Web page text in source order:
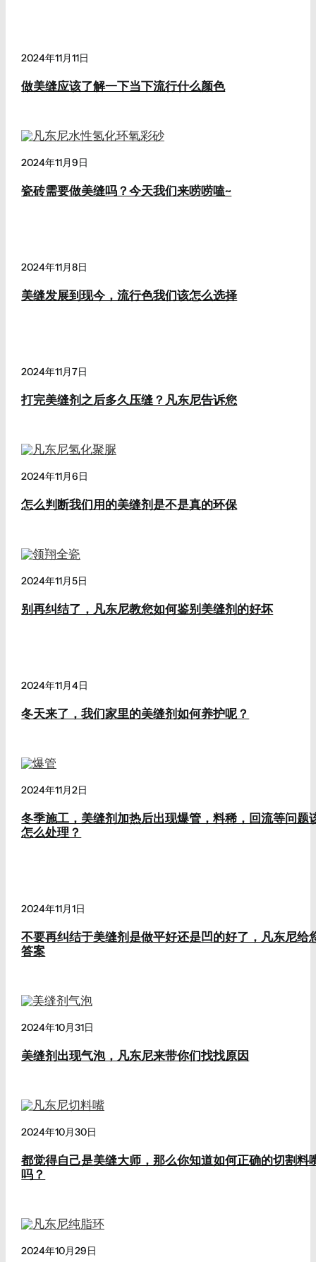
2024年11月11日
做美缝应该了解一下当下流行什么颜色
2024年11月9日
瓷砖需要做美缝吗？今天我们来唠唠嗑~
2024年11月8日
美缝发展到现今，流行色我们该怎么选择
2024年11月7日
打完美缝剂之后多久压缝？凡东尼告诉您
2024年11月6日
怎么判断我们用的美缝剂是不是真的环保
2024年11月5日
别再纠结了，凡东尼教您如何鉴别美缝剂的好坏
2024年11月4日
冬天来了，我们家里的美缝剂如何养护呢？
2024年11月2日
冬季施工，美缝剂加热后出现爆管，料稀，回流等问题
怎么处理？
2024年11月1日
不要再纠结于美缝剂是做平好还是凹的好了，凡东尼给
答案
2024年10月31日
美缝剂出现气泡，凡东尼来带你们找找原因
2024年10月30日
都觉得自己是美缝大师，那么你知道如何正确的切割料
吗？
2024年10月29日